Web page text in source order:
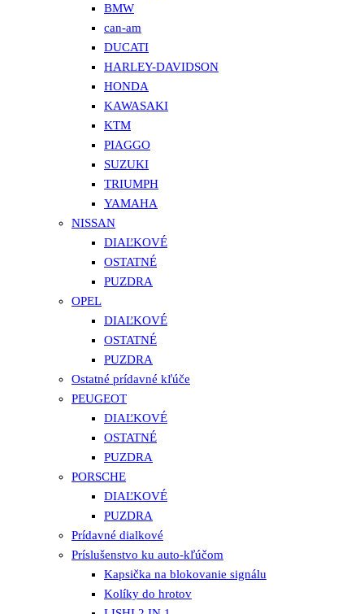
BMW
can-am
DUCATI
HARLEY-DAVIDSON
HONDA
KAWASAKI
KTM
PIAGGO
SUZUKI
TRIUMPH
YAMAHA
NISSAN
DIAĽKOVÉ
OSTATNÉ
PUZDRA
OPEL
DIAĽKOVÉ
OSTATNÉ
PUZDRA
Ostatné prídavné kľúče
PEUGEOT
DIAĽKOVÉ
OSTATNÉ
PUZDRA
PORSCHE
DIAĽKOVÉ
PUZDRA
Prídavné dialkové
Príslušenstvo ku auto-kľúčom
Kapsička na blokovanie signálu
Kolíky do hrotov